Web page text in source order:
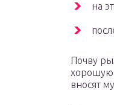
на
Почву
хорошую
вносят